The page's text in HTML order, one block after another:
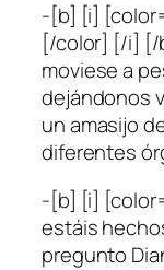
-[b] [i]
[/color] [/i] [/
moviese a
dejándonos
un amasijo
diferentes
-[b] [i]
estáis
pregunto